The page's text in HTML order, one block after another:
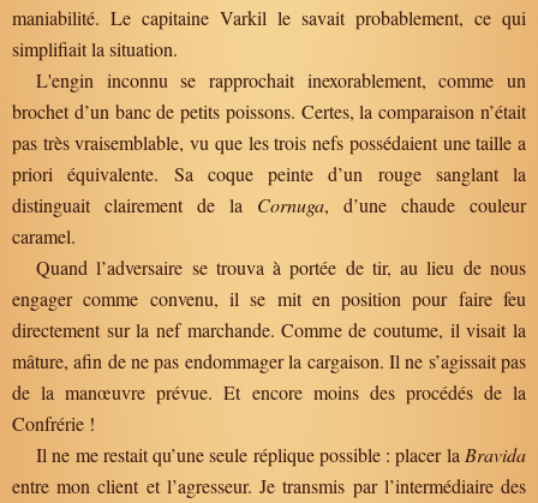
maniabilité. Le capitaine Varkil le savait probablement, ce qui
simplifiait la situation.
L'engin inconnu se rapprochait inexorablement, comme un
brochet d’un banc de petits poissons. Certes, la comparaison n’était
pas très vraisemblable, vu que les trois nefs possédaient une taille a
priori équivalente. Sa coque peinte d’un rouge sanglant la
distinguait clairement de la Cornuga, d’une chaude couleur
caramel.
Quand l’adversaire se trouva à portée de tir, au lieu de nous
engager comme convenu, il se mit en position pour faire feu
directement sur la nef marchande. Comme de coutume, il visait la
mâture, afin de ne pas endommager la cargaison. Il ne s’agissait pas
de la manœuvre prévue. Et encore moins des procédés de la
Confrérie !
Il ne me restait qu’une seule réplique possible : placer la Bravida
entre mon client et l’agresseur. Je transmis par l’intermédiaire des